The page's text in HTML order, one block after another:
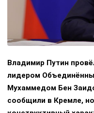
Владимир Путин
лидером
Мухаммедом Бен
сообщили в Кремле,